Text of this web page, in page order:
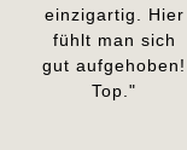
einzigartig. Hier
fühlt man sich
gut aufgehoben!
Top."